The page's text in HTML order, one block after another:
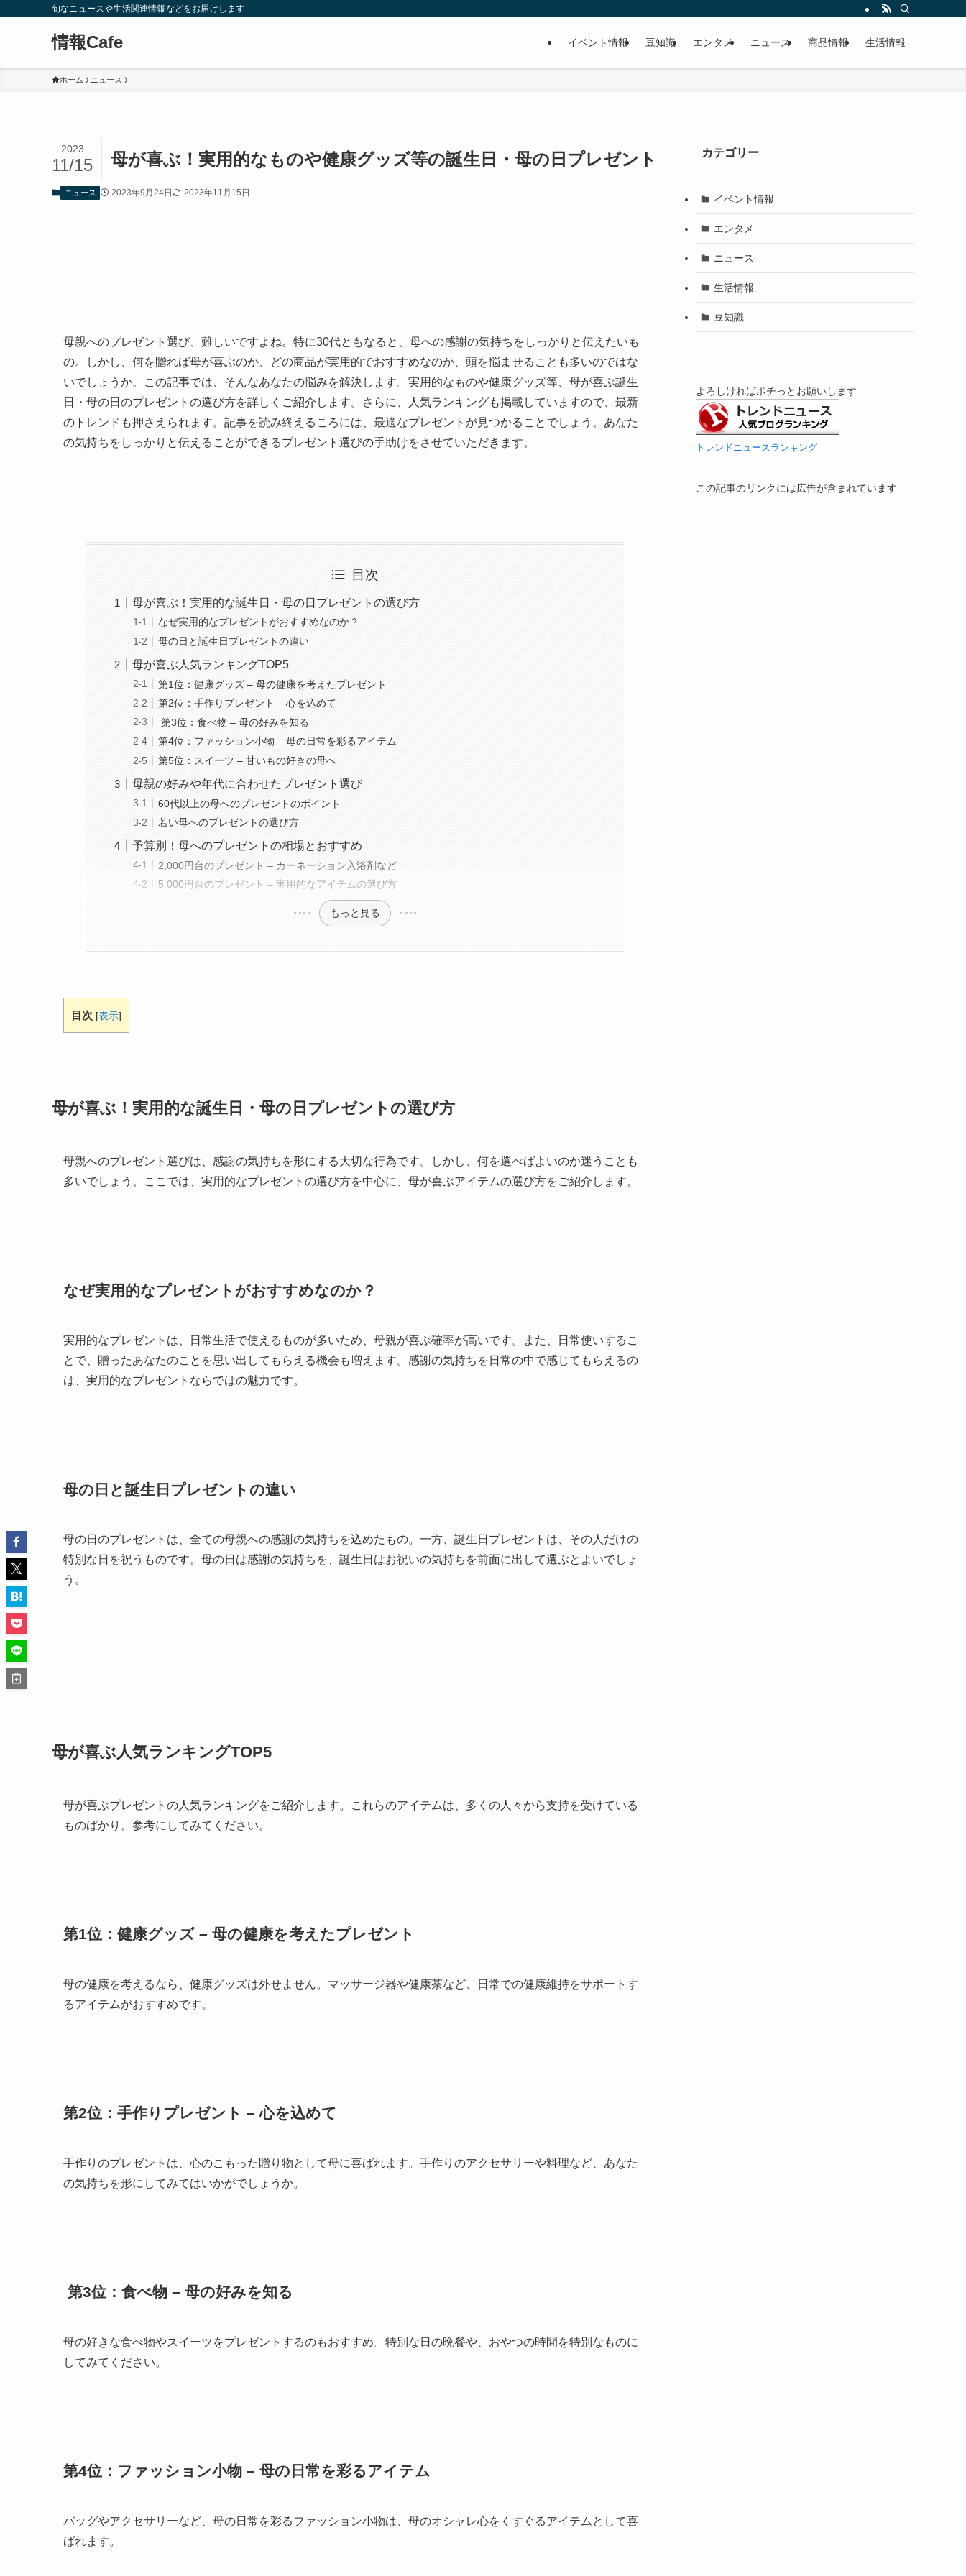
旬なニュースや生活関連情報などをお届けします
情報Cafe イベント情報 豆知識 エンタメ ニュース 商品情報 生活情報
ホーム ニュース
母が喜ぶ！実用的なものや健康グッズ等の誕生日・母の日プレゼント
2023
11/15
ニュース 2023年9月24日 2023年11月15日
母親へのプレゼント選び、難しいですよね。特に30代ともなると、母への感謝の気持ちをしっかりと伝えたいも
の。しかし、何を贈れば母が喜ぶのか、どの商品が実用的でおすすめなのか、頭を悩ませることも多いのではな
いでしょうか。この記事では、そんなあなたの悩みを解決します。実用的なものや健康グッズ等、母が喜ぶ誕生
日・母の日のプレゼントの選び方を詳しくご紹介します。さらに、人気ランキングも掲載していますので、最新
のトレンドも押さえられます。記事を読み終えるころには、最適なプレゼントが見つかることでしょう。あなた
の気持ちをしっかりと伝えることができるプレゼント選びの手助けをさせていただきます。
目次
母が喜ぶ！実用的な誕生日・母の日プレゼントの選び方
なぜ実用的なプレゼントがおすすめなのか？
母の日と誕生日プレゼントの違い
母が喜ぶ人気ランキングTOP5
第1位：健康グッズ – 母の健康を考えたプレゼント
第2位：手作りプレゼント – 心を込めて
第3位：食べ物 – 母の好みを知る
第4位：ファッション小物 – 母の日常を彩るアイテム
第5位：スイーツ – 甘いもの好きの母へ
母親の好みや年代に合わせたプレゼント選び
60代以上の母へのプレゼントのポイント
若い母へのプレゼントの選び方
予算別！母へのプレゼントの相場とおすすめ
2,000円台のプレゼント – カーネーション入浴剤など
5,000円台のプレゼント – 実用的なアイテムの選び方
もっと見る
目次 [表示]
母が喜ぶ！実用的な誕生日・母の日プレゼントの選び方
母親へのプレゼント選びは、感謝の気持ちを形にする大切な行為です。しかし、何を選べばよいのか迷うことも
多いでしょう。ここでは、実用的なプレゼントの選び方を中心に、母が喜ぶアイテムの選び方をご紹介します。
なぜ実用的なプレゼントがおすすめなのか？
実用的なプレゼントは、日常生活で使えるものが多いため、母親が喜ぶ確率が高いです。また、日常使いするこ
とで、贈ったあなたのことを思い出してもらえる機会も増えます。感謝の気持ちを日常の中で感じてもらえるの
は、実用的なプレゼントならではの魅力です。
母の日と誕生日プレゼントの違い
母の日のプレゼントは、全ての母親への感謝の気持ちを込めたもの。一方、誕生日プレゼントは、その人だけの
特別な日を祝うものです。母の日は感謝の気持ちを、誕生日はお祝いの気持ちを前面に出して選ぶとよいでしょ
う。
母が喜ぶ人気ランキングTOP5
母が喜ぶプレゼントの人気ランキングをご紹介します。これらのアイテムは、多くの人々から支持を受けている
ものばかり。参考にしてみてください。
第1位：健康グッズ – 母の健康を考えたプレゼント
母の健康を考えるなら、健康グッズは外せません。マッサージ器や健康茶など、日常での健康維持をサポートす
るアイテムがおすすめです。
第2位：手作りプレゼント – 心を込めて
手作りのプレゼントは、心のこもった贈り物として母に喜ばれます。手作りのアクセサリーや料理など、あなた
の気持ちを形にしてみてはいかがでしょうか。
第3位：食べ物 – 母の好みを知る
母の好きな食べ物やスイーツをプレゼントするのもおすすめ。特別な日の晩餐や、おやつの時間を特別なものに
してみてください。
第4位：ファッション小物 – 母の日常を彩るアイテム
バッグやアクセサリーなど、母の日常を彩るファッション小物は、母のオシャレ心をくすぐるアイテムとして喜
ばれます。
カテゴリー
イベント情報
エンタメ
ニュース
生活情報
豆知識
よろしければポチっとお願いします
トレンドニュースランキング
この記事のリンクには広告が含まれています